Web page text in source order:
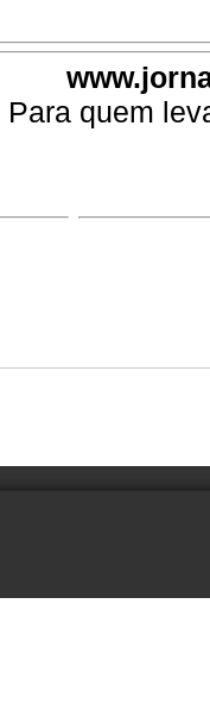
Para quem